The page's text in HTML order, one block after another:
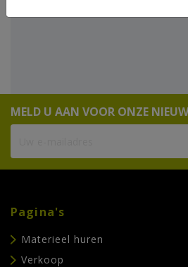
MELD U AAN VOOR ONZE
Pagina's
Materieel huren
Verkoop